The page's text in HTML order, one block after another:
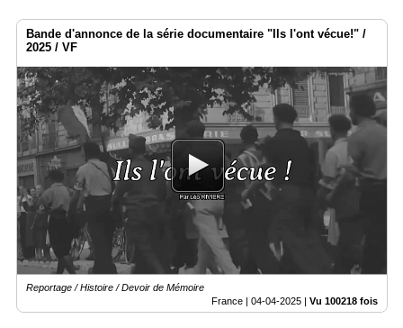
Bande d'annonce de la série documentaire "Ils l'ont vécue!" /
2025 / VF
Reportage / Histoire / Devoir de Mémoire
France | 04-04-2025 | Vu 100218 fois